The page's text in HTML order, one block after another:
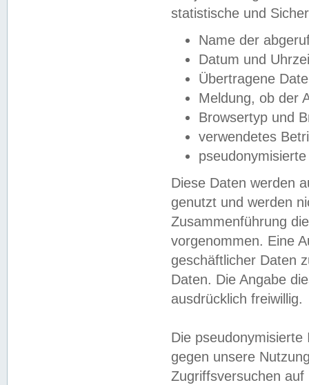
statistische und
Name der
Datum und
Übertragene
Meldung, ob der
Browsertyp und
verwendetes
Diese Daten werden
genutzt und werden
Zusammenführung
vorgenommen. Eine
geschäftlicher Daten
Daten. Die Angabe
ausdrücklich freiwillig.
Die
gegen unsere
Zugriffsversuchen